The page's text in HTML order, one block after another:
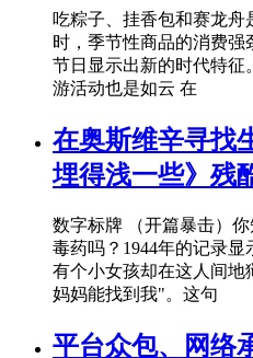
吃粽子、挂香包和赛龙舟
时，季节性商品的消费
节日显示出新的时代特征
游活动也是如云 在
在奥斯维辛寻找
埋得浅一些》残
数字标牌 （开篇暴击）
毒药吗？1944年的记录显
有个小女孩却在这人间地
妈妈能找到我"。这句
平台众包、网络